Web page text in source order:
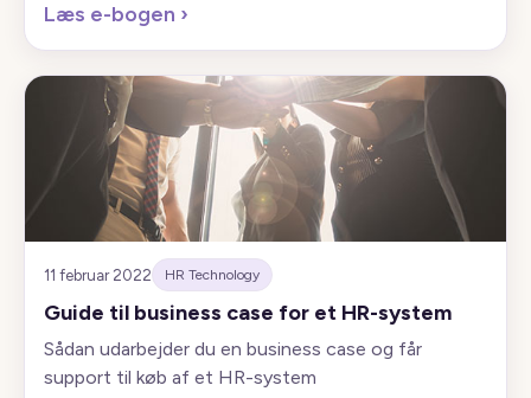
Læs e-bogen ›
11 februar 2022 HR Technology
Guide til business case for et HR-system
Sådan udarbejder du en business case og får
support til køb af et HR-system